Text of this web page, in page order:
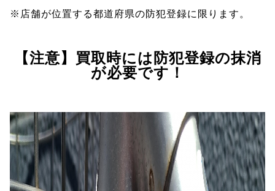
※店舗が位置する都道府県の防犯登録に限ります。
【注意】買取時には防犯登録の抹消
が必要です！